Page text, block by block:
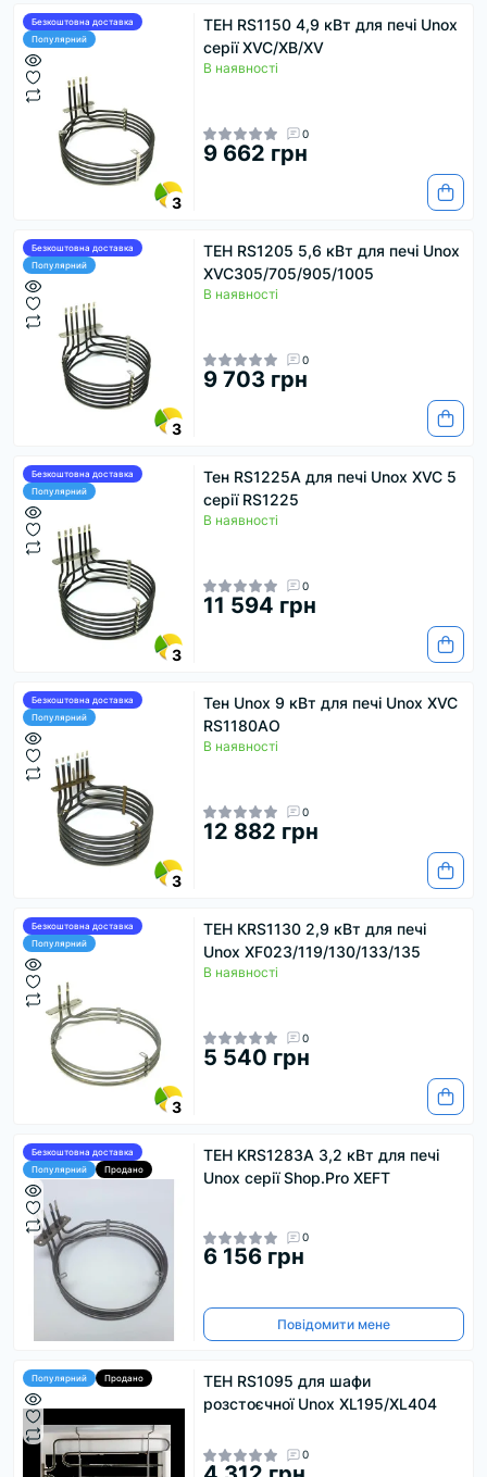
Безкоштовна доставка
Популярний
3
ТЕН RS1150 4,9 кВт для печі Unox
серії XVC/XB/XV
В наявності
0
9 662 грн
Безкоштовна доставка
Популярний
3
ТЕН RS1205 5,6 кВт для печі Unox
XVC305/705/905/1005
В наявності
0
9 703 грн
Безкоштовна доставка
Популярний
3
Тен RS1225А для печі Unox XVC 5
серії RS1225
В наявності
0
11 594 грн
Безкоштовна доставка
Популярний
3
Тен Unox 9 кВт для печі Unox XVC
RS1180АО
В наявності
0
12 882 грн
Безкоштовна доставка
Популярний
3
ТЕН КRS1130 2,9 кВт для печі
Unox XF023/119/130/133/135
В наявності
0
5 540 грн
Безкоштовна доставка
Популярний
Продано
ТЕН KRS1283A 3,2 кВт для печі
Unox серії Shop.Pro XEFT
0
6 156 грн
Повідомити мене
Популярний Продано
ТЕН RS1095 для шафи
розстоєчної Unox XL195/XL404
0